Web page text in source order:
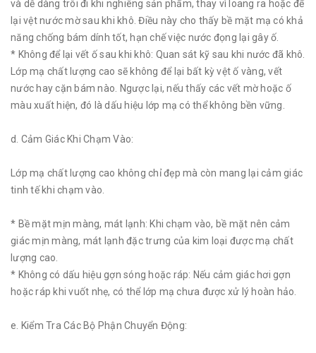
và dễ dàng trôi đi khi nghiêng sản phẩm, thay vì loang ra hoặc để
lại vệt nước mờ sau khi khô. Điều này cho thấy bề mặt mạ có khả
năng chống bám dính tốt, hạn chế việc nước đọng lại gây ố.
* Không để lại vết ố sau khi khô: Quan sát kỹ sau khi nước đã khô.
Lớp mạ chất lượng cao sẽ không để lại bất kỳ vệt ố vàng, vết
nước hay cặn bám nào. Ngược lại, nếu thấy các vết mờ hoặc ố
màu xuất hiện, đó là dấu hiệu lớp mạ có thể không bền vững.
d. Cảm Giác Khi Chạm Vào:
Lớp mạ chất lượng cao không chỉ đẹp mà còn mang lại cảm giác
tinh tế khi chạm vào.
* Bề mặt mịn màng, mát lạnh: Khi chạm vào, bề mặt nên cảm
giác mịn màng, mát lạnh đặc trưng của kim loại được mạ chất
lượng cao.
* Không có dấu hiệu gợn sóng hoặc ráp: Nếu cảm giác hơi gợn
hoặc ráp khi vuốt nhẹ, có thể lớp mạ chưa được xử lý hoàn hảo.
e. Kiểm Tra Các Bộ Phận Chuyển Động: